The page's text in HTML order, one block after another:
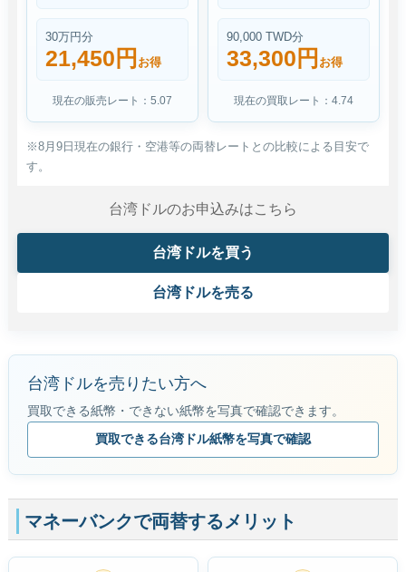
30万円分
21,450円 お得
現在の販売レート：5.07
90,000 TWD分
33,300円 お得
現在の買取レート：4.74
※8月9日現在の銀行・空港等の両替レートとの比較による目安で
す。
台湾ドルのお申込みはこちら
台湾ドルを買う
台湾ドルを売る
台湾ドルを売りたい方へ
買取できる紙幣・できない紙幣を写真で確認できます。
買取できる台湾ドル紙幣を写真で確認
マネーバンクで両替するメリット